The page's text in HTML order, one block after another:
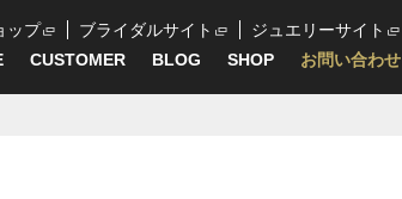
ップ ブライダルサイト
ジュエリーサイト
CUSTOMER BLOG SHOP お問い合わせ